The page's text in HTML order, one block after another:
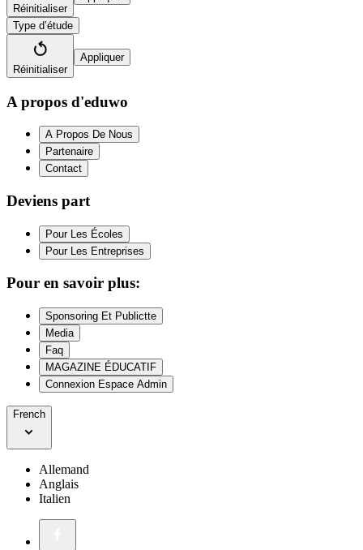
Réinitialiser
Type d’étude
Réinitialiser
Appliquer
A propos d'eduwo
A Propos De Nous
Partenaire
Contact
Deviens part
Pour Les Écoles
Pour Les Entreprises
Pour en savoir plus:
Sponsoring Et Publictte
Media
Faq
MAGAZINE ÉDUCATIF
Connexion Espace Admin
French
Allemand
Anglais
Italien